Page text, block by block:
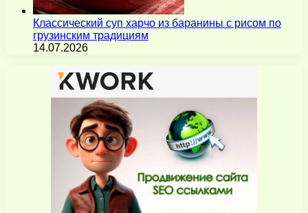
Классический суп харчо из баранины с рисом по
грузинским традициям
14.07.2026